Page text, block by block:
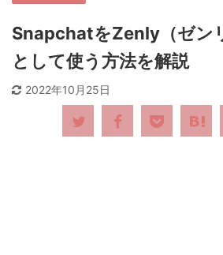
SnapchatをZenly（ゼン
として使う方法を解説
2022年10月25日